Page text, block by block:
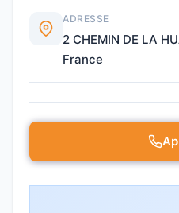
ADRESSE
2 CHEMIN DE LA
France